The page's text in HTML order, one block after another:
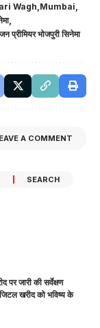
Wagh Mumbai
प्रीमियर भोजपुरी सिनेमा
A COMMENT
जारी की सर्वेक्षण
खरीद को भविष्य के